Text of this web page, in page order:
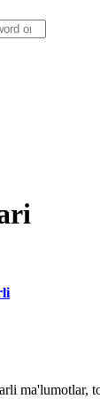
ma'lumotlar,